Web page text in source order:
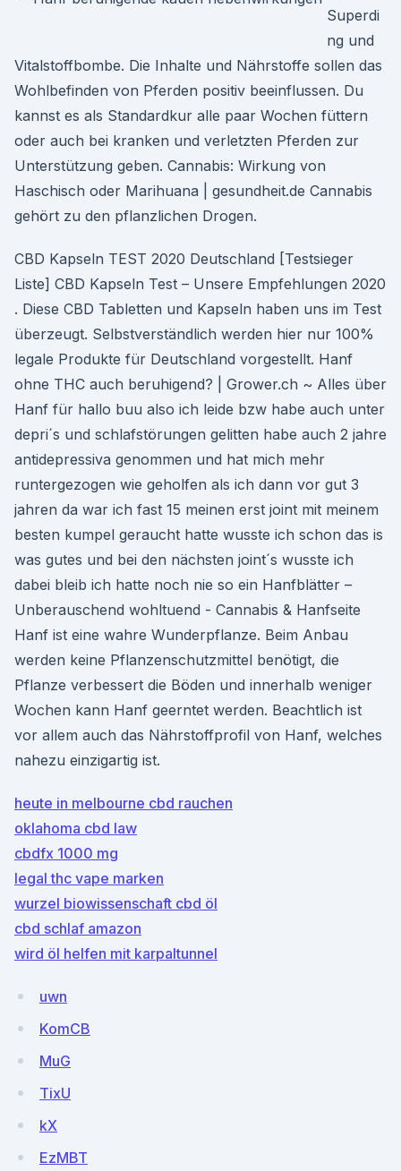
Superdi
ng und
Vitalstoffbombe. Die Inhalte und Nährstoffe sollen das
Wohlbefinden von Pferden positiv beeinflussen. Du
kannst es als Standardkur alle paar Wochen füttern
oder auch bei kranken und verletzten Pferden zur
Unterstützung geben. Cannabis: Wirkung von
Haschisch oder Marihuana | gesundheit.de Cannabis
gehört zu den pflanzlichen Drogen.
CBD Kapseln TEST 2020 Deutschland [Testsieger
Liste] CBD Kapseln Test – Unsere Empfehlungen 2020
. Diese CBD Tabletten und Kapseln haben uns im Test
überzeugt. Selbstverständlich werden hier nur 100%
legale Produkte für Deutschland vorgestellt. Hanf
ohne THC auch beruhigend? | Grower.ch ~ Alles über
Hanf für hallo buu also ich leide bzw habe auch unter
depri´s und schlafstörungen gelitten habe auch 2 jahre
antidepressiva genommen und hat mich mehr
runtergezogen wie geholfen als ich dann vor gut 3
jahren da war ich fast 15 meinen erst joint mit meinem
besten kumpel geraucht hatte wusste ich schon das is
was gutes und bei den nächsten joint´s wusste ich
dabei bleib ich hatte noch nie so ein Hanfblätter –
Unberauschend wohltuend - Cannabis & Hanfseite
Hanf ist eine wahre Wunderpflanze. Beim Anbau
werden keine Pflanzenschutzmittel benötigt, die
Pflanze verbessert die Böden und innerhalb weniger
Wochen kann Hanf geerntet werden. Beachtlich ist
vor allem auch das Nährstoffprofil von Hanf, welches
nahezu einzigartig ist.
heute in melbourne cbd rauchen
oklahoma cbd law
cbdfx 1000 mg
legal thc vape marken
wurzel biowissenschaft cbd öl
cbd schlaf amazon
wird öl helfen mit karpaltunnel
uwn
KomCB
MuG
TixU
kX
EzMBT